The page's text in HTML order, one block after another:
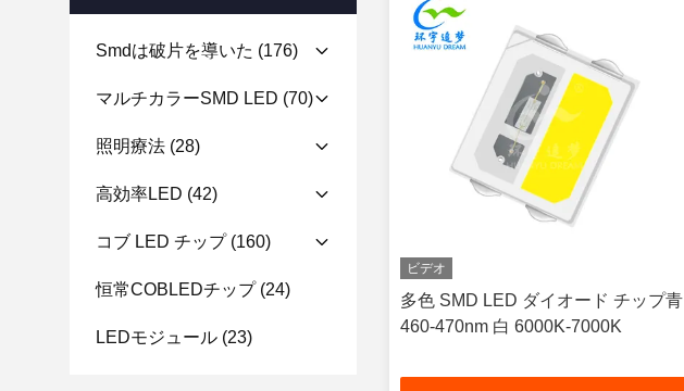
Smdは破片を導いた (176)
マルチカラーSMD LED (70)
照明療法 (28)
高効率LED (42)
コブ LED チップ(160)
恒常COBLEDチップ(24)
LEDモジュール (23)
ビデオ
多色 SMD LED ダイオード チップ青
460-470nm 白 6000K-7000K